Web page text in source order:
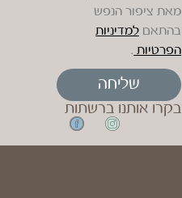
מאת ציפור הנפש
בהתאם למדיניות
הפרטיות .
שליחה
בקרו אותנו ברשתות